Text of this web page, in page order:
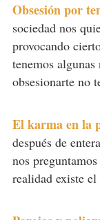
Obsesión por
sociedad nos
provocando
tenemos
obsesionarte no
El karma en la
después de
nos
realidad existe